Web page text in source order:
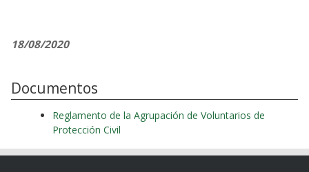
18/08/2020
Documentos
Reglamento de la Agrupación de Voluntarios de
Protección Civil